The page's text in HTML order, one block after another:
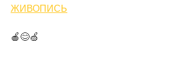
ЖИВОПИСЬ
🍎😊🍏